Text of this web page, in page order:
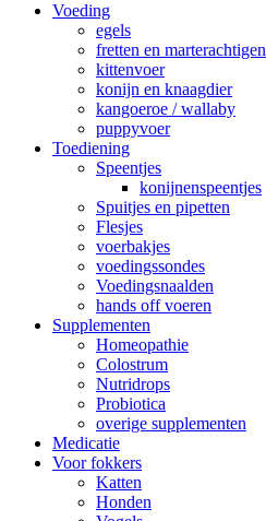
Voeding
egels
fretten en marterachtigen
kittenvoer
konijn en knaagdier
kangoeroe / wallaby
puppyvoer
Toediening
Speentjes
konijnenspeentjes
Spuitjes en pipetten
Flesjes
voerbakjes
voedingssondes
Voedingsnaalden
hands off voeren
Supplementen
Homeopathie
Colostrum
Nutridrops
Probiotica
overige supplementen
Medicatie
Voor fokkers
Katten
Honden